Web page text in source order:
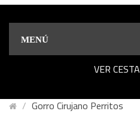
MENÚ
VER CESTA
Gorro Cirujano Perritos